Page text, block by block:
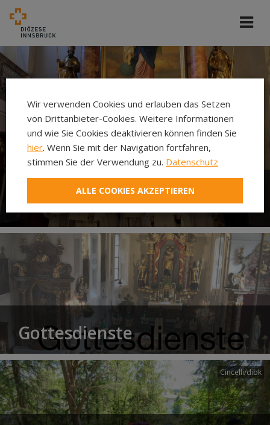
Ministrieren
Gottesdienste
Cincelli/dibk
Wir verwenden Cookies und erlauben das Setzen
von Drittanbieter-Cookies. Weitere Informationen
und wie Sie Cookies deaktivieren können finden Sie
hier. Wenn Sie mit der Navigation fortfahren,
stimmen Sie der Verwendung zu. Datenschutz
ALLE COOKIES AKZEPTIEREN